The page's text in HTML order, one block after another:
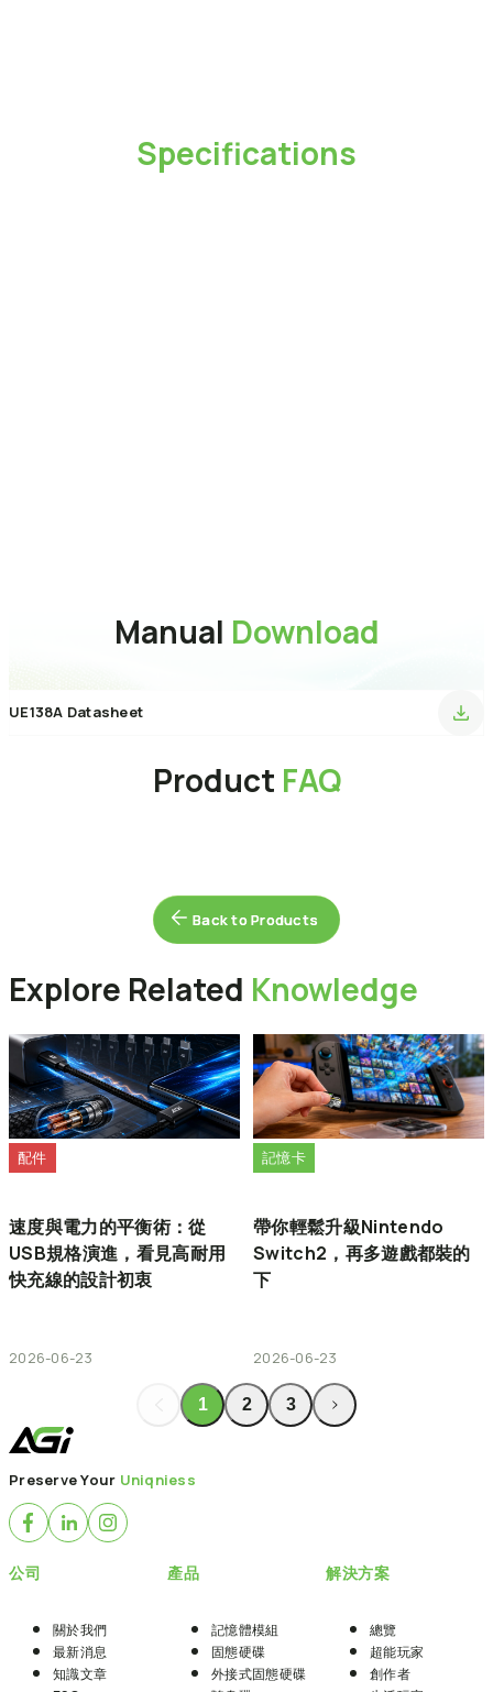
Specifications
Manual Download
UE138A Datasheet
Product FAQ
為什麼我的 USB 隨身碟有時候無法被偵測到（讀不到）？
請嘗試將其連接至其他的 USB 連接埠、更新 USB 驅動程式，或是
將裝置重新格式化來解決此問題。
Back to Products
Back to Products
Explore Related Knowledge
配件
速度與電力的平衡術：從
USB規格演進，看見高耐用
快充線的設計初衷
2026-06-23
記憶卡
帶你輕鬆升級Nintendo
Switch2，再多遊戲都裝的
下
2026-06-23
1 2 3
Preserve Your Uniqniess
公司
關於我們
最新消息
知識文章
產品
記憶體模組
固態硬碟
外接式固態硬碟
解決方案
總覽
超能玩家
創作者